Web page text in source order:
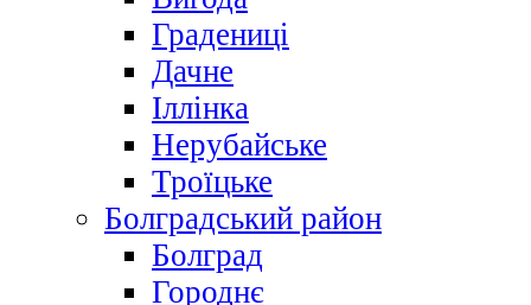
Градениці
Дачне
Іллінка
Нерубайське
Троїцьке
Болградський район
Болград
Городнє